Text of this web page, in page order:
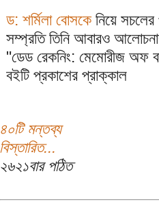
ড: শর্মিলা বোসকেনিয়ে সচলের
সম্প্রতি তিনি আবারও
"ডেড রেকনিং: মেমোরীজ অফ
বইটি প্রকাশের প্রাক্কাল
৪০টি মন্তব্য
বিস্তারিত...
২৬২১বার পঠিত